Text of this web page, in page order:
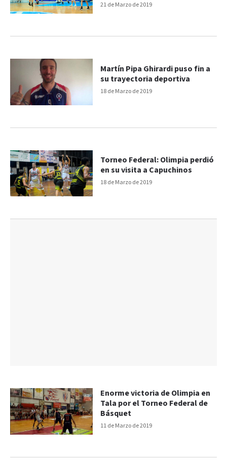
21 de Marzo de 2019
18 de Marzo de 2019
Martín Pipa Ghirardi puso fin a
su trayectoria deportiva
18 de Marzo de 2019
Torneo Federal: Olimpia perdió
en su visita a Capuchinos
11 de Marzo de 2019
Enorme victoria de Olimpia en
Tala por el Torneo Federal de
Básquet